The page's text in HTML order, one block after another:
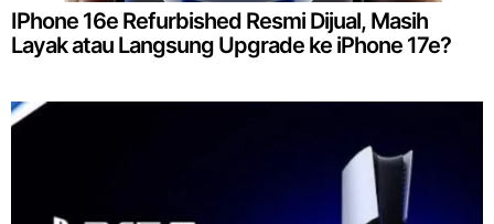
IPhone 16e Refurbished Resmi Dijual, Masih
Layak atau Langsung Upgrade ke iPhone 17e?